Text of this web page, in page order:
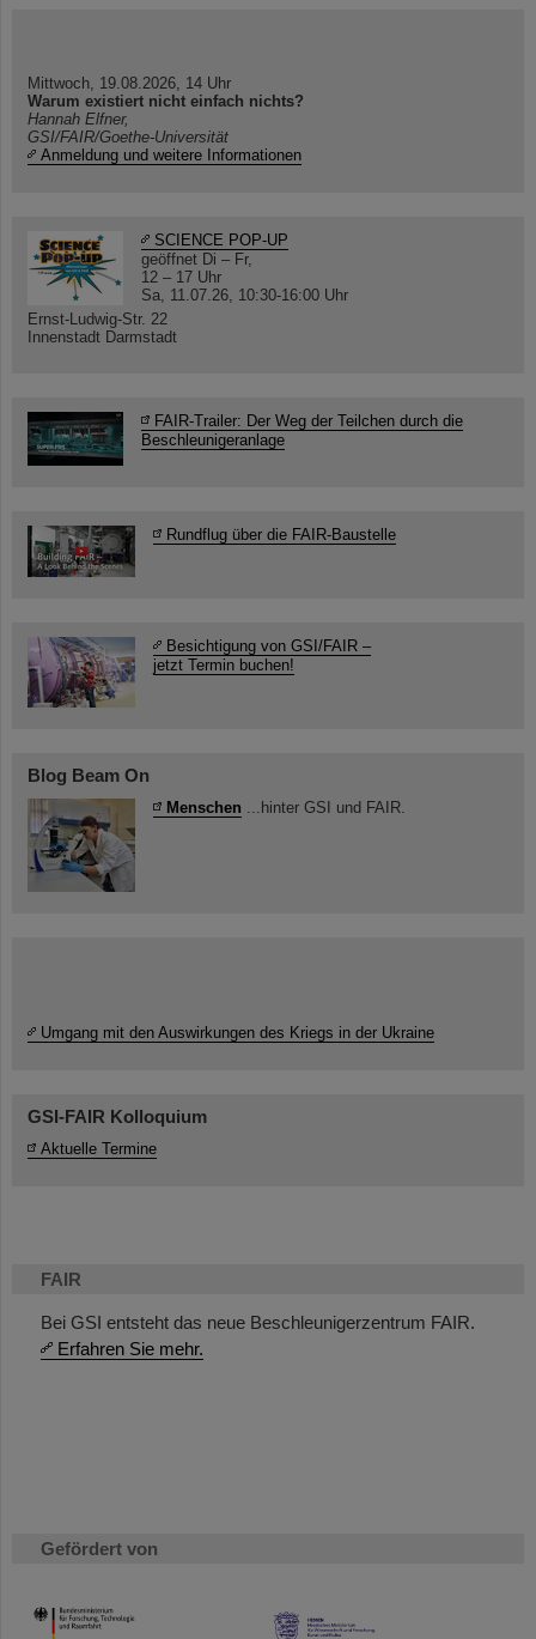
FAIR
Bei GSI entsteht das neue Beschleunigerzentrum FAIR.
Erfahren Sie mehr.
Gefördert von
HMWK
Mittwoch, 19.08.2026, 14 Uhr
Warum existiert nicht einfach nichts?
Hannah Elfner,
GSI/FAIR/Goethe-Universität
Anmeldung und weitere Informationen
SCIENCE POP-UP
geöffnet Di – Fr,
12 – 17 Uhr
Sa, 11.07.26, 10:30-16:00 Uhr
Ernst-Ludwig-Str. 22
Innenstadt Darmstadt
FAIR-Trailer: Der Weg der Teilchen durch die
Beschleunigeranlage
Rundflug über die FAIR-Baustelle
Besichtigung von GSI/FAIR –
jetzt Termin buchen!
Blog Beam On
Menschen ...hinter GSI und FAIR.
Umgang mit den Auswirkungen des Kriegs in der Ukraine
GSI-FAIR Kolloquium
Aktuelle Termine